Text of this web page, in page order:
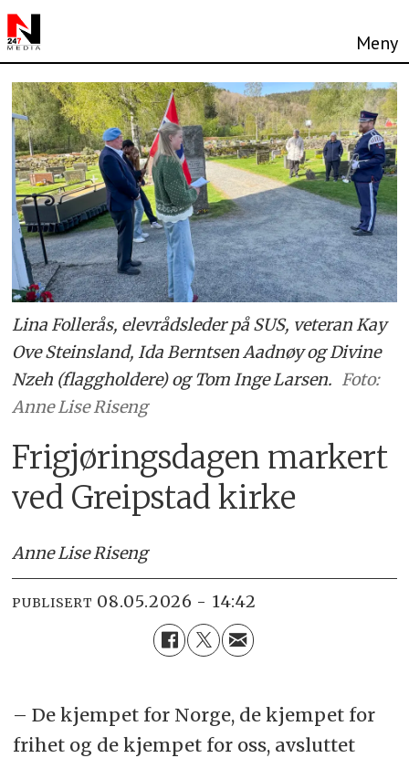
Lina Follerås, elevrådsleder på SUS, veteran Kay
Ove Steinsland, Ida Berntsen Aadnøy og Divine
Nzeh (flaggholdere) og Tom Inge Larsen. Foto:
Anne Lise Riseng
Frigjøringsdagen markert
ved Greipstad kirke
Anne Lise Riseng
PUBLISERT 08.05.2026 - 14:42
– De kjempet for Norge, de kjempet for
frihet og de kjempet for oss, avsluttet